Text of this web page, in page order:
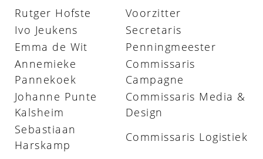
Rutger Hofste
Voorzitter
Ivo Jeukens
Secretaris
Emma de Wit
Penningmeester
Annemieke
Pannekoek
Commissaris
Campagne
Johanne Punte
Kalsheim
Commissaris Media &
Design
Sebastiaan
Harskamp
Commissaris Logistiek